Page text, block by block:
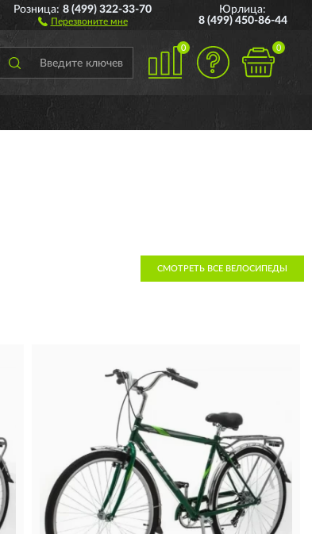
ДОСТАВИМ ПО ВСЕЙ РОССИИ
Розница:8 (499) 322-33-70
Перезвоните мне
Юрлица:
8 (499) 450-86-44
0 0
СМОТРЕТЬ ВСЕ ВЕЛОСИПЕДЫ